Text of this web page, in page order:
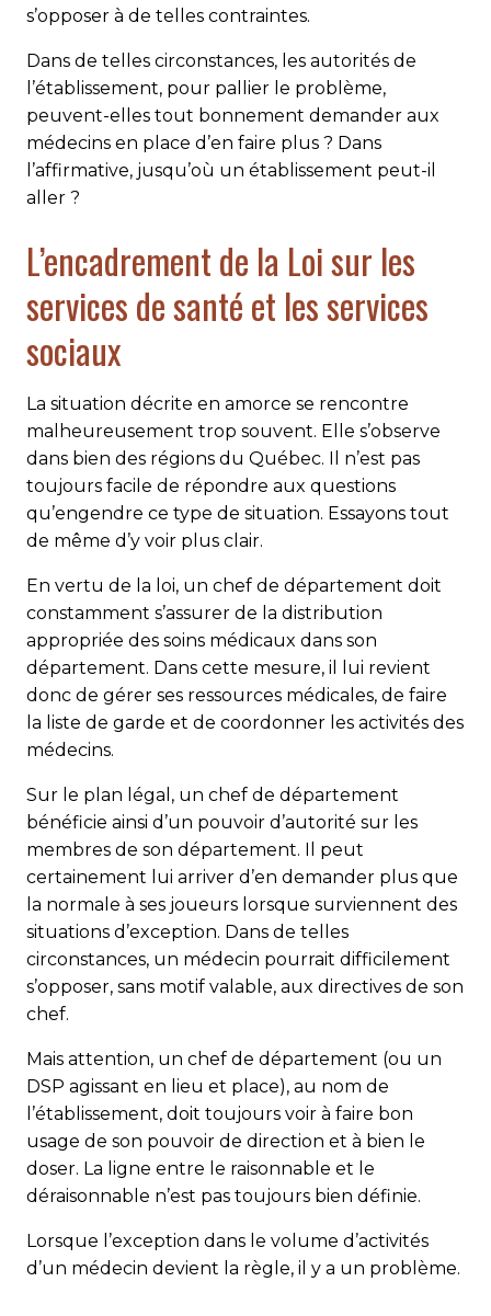
s’opposer à de telles contraintes.
Dans de telles circonstances, les autorités de
l’établissement, pour pallier le problème,
peuvent-elles tout bonnement demander aux
médecins en place d’en faire plus ? Dans
l’affirmative, jusqu’où un établissement peut-il
aller ?
L’encadrement de la Loi sur les
services de santé et les services
sociaux
La situation décrite en amorce se rencontre
malheureusement trop souvent. Elle s’observe
dans bien des régions du Québec. Il n’est pas
toujours facile de répondre aux questions
qu’engendre ce type de situation. Essayons tout
de même d’y voir plus clair.
En vertu de la loi, un chef de département doit
constamment s’assurer de la distribution
appropriée des soins médicaux dans son
département. Dans cette mesure, il lui revient
donc de gérer ses ressources médicales, de faire
la liste de garde et de coordonner les activités des
médecins.
Sur le plan légal, un chef de département
bénéficie ainsi d’un pouvoir d’autorité sur les
membres de son département. Il peut
certainement lui arriver d’en demander plus que
la normale à ses joueurs lorsque surviennent des
situations d’exception. Dans de telles
circonstances, un médecin pourrait difficilement
s’opposer, sans motif valable, aux directives de son
chef.
Mais attention, un chef de département (ou un
DSP agissant en lieu et place), au nom de
l’établissement, doit toujours voir à faire bon
usage de son pouvoir de direction et à bien le
doser. La ligne entre le raisonnable et le
déraisonnable n’est pas toujours bien définie.
Lorsque l’exception dans le volume d’activités
d’un médecin devient la règle, il y a un problème.